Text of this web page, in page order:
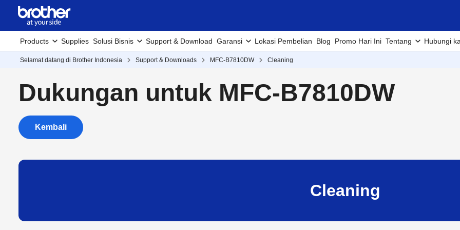
Products Supplies Solusi Bisnis Support & Download Garansi Lokasi Pembelian Blog Promo Hari Ini Tentang Hubungi
Selamat datang di Brother Indonesia Support & Downloads MFC-B7810DW Cleaning
Dukungan untuk MFC-B7810DW
Kembali
Cleaning